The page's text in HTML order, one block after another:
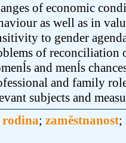
of economic
as well as in
to gender
of reconciliation
and menĺs
and family
subjects and
rodina; zaměstnanost;